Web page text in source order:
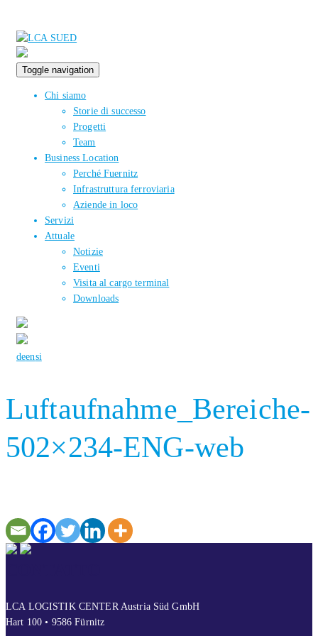
Toggle navigation
Chi siamo
Storie di successo
Progetti
Team
Business Location
Perché Fuernitz
Infrastruttura ferroviaria
Aziende in loco
Servizi
Attuale
Notizie
Eventi
Visita al cargo terminal
Downloads
deensi
Luftaufnahme_Bereiche-
502×234-ENG-web
LCA LOGISTIK CENTER Austria Süd GmbH
Hart 100 • 9586 Fürnitz